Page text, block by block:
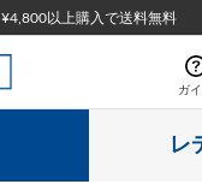
¥4,800以上購入で送料無料
ガ
レ